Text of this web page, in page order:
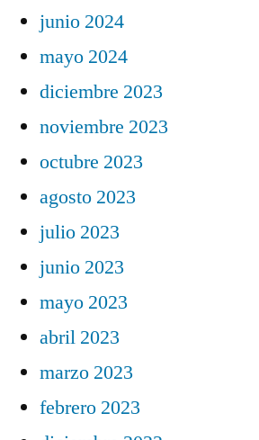
junio 2024
mayo 2024
diciembre 2023
noviembre 2023
octubre 2023
agosto 2023
julio 2023
junio 2023
mayo 2023
abril 2023
marzo 2023
febrero 2023